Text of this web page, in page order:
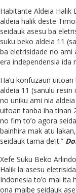
Habitante Aldeia
aldeia halik deste
seidauk asesu ba
suku beko aldeia 11
ba eletrisidade no ami
era independensia ida
Ha’u konfuzaun
aldeia 11 (sanulu
no uniku ami nia
uitoan tanba iha tinan
no fim to’o agora
bainhira mak atu
seidauk tama de’it.”
Xefe Suku Beko
Halik la asesu
Indonesia to’o mai ita
ona maibe seidauk